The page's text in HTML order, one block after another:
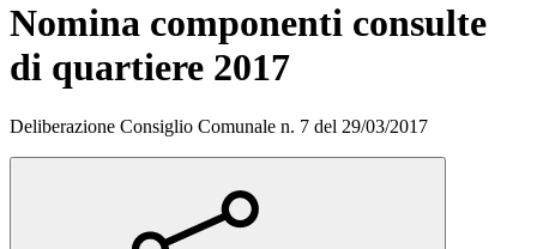
Nomina componenti consulte
di quartiere 2017
Deliberazione Consiglio Comunale n. 7 del 29/03/2017